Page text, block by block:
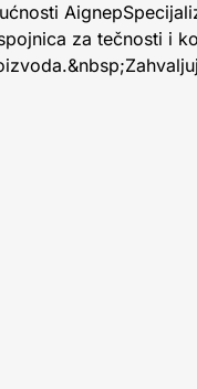
za tečnosti i